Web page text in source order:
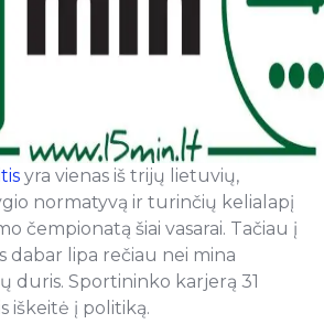
yra vienas iš trijų lietuvių,
normatyvą ir turinčių kelialapį
čempionatą šiai vasarai. Tačiau į
dabar lipa rečiau nei mina
duris. Sportininko karjerą 31
iškeitė į politiką.